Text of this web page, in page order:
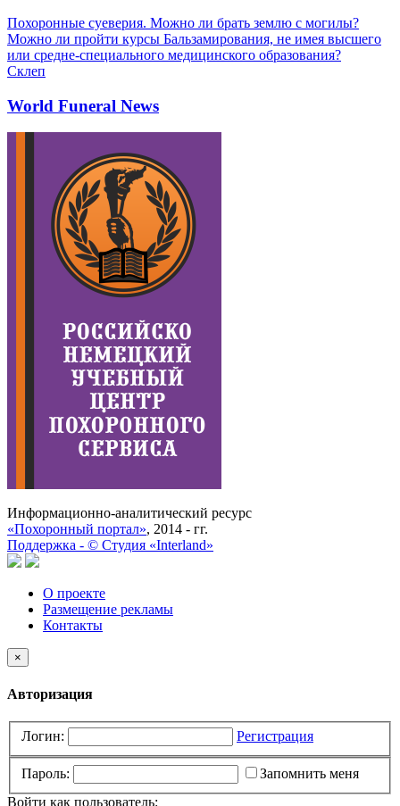
Похоронные суеверия. Можно ли брать землю с могилы?
Можно ли пройти курсы Бальзамирования, не имея высшего
или средне-специального медицинского образования?
Склеп
World Funeral News
Информационно-аналитический ресурс
«Похоронный портал», 2014 - гг.
Поддержка - © Cтудия «Interland»
О проекте
Размещение рекламы
Контакты
×
Авторизация
Логин: Регистрация
Пароль:
Запомнить меня
Войти как пользователь: